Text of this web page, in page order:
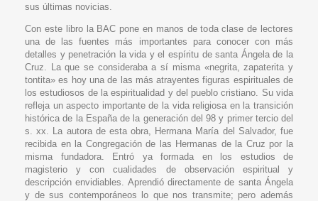
sus últimas novicias.
Con este libro la BAC pone en manos de toda clase de lectores
una de las fuentes más importantes para conocer con más
detalles y penetración la vida y el espíritu de santa Ángela de la
Cruz. La que se consideraba a sí misma «negrita, zapaterita y
tontita» es hoy una de las más atrayentes figuras espirituales de
los estudiosos de la espiritualidad y del pueblo cristiano. Su vida
refleja un aspecto importante de la vida religiosa en la transición
histórica de la España de la generación del 98 y primer tercio del
s. xx. La autora de esta obra, Hermana María del Salvador, fue
recibida en la Congregación de las Hermanas de la Cruz por la
misma fundadora. Entró ya formada en los estudios de
magisterio y con cualidades de observación espiritual y
descripción envidiables. Aprendió directamente de santa Ángela
y de sus contemporáneos lo que nos transmite; pero además